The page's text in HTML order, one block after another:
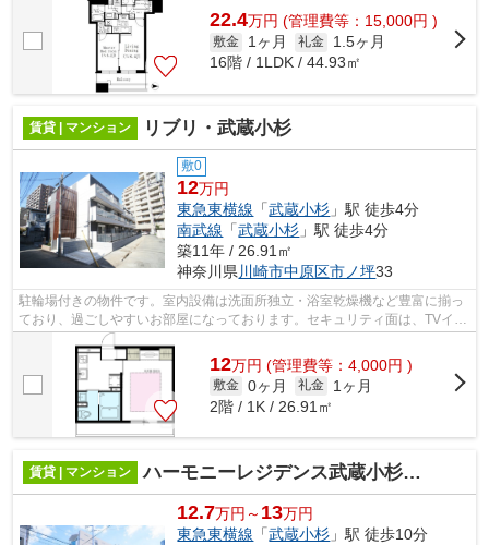
22.4万円 (管理費等：15,000円 )
敷金 1ヶ月 礼金
1.5ヶ月
16階 / 1LDK / 44.93㎡
賃貸 | マンション リブリ・武蔵小杉
敷0
12万円
東急東横線 「武蔵小杉 」駅 徒歩4分
南武線 「武蔵小杉 」駅 徒歩4分
築11年 / 26.91㎡
神奈川県川崎市中原区市ノ坪33
駐輪場付きの物件です。室内設備は洗面所独立・浴室乾燥機など豊富に揃っ
ており、過ごしやすいお部屋になっております。セキュリティ面は、TVイン
ターホン・オートロックなどを設置し...
12万円 (管理費等：4,000円 )
敷金 0ヶ月 礼金
1ヶ月
2階 / 1K / 26.91㎡
賃貸 | マンション ハーモニーレジデンス武蔵小杉フォレストスクエア
12.7万円～ 13万円
東急東横線 「武蔵小杉 」駅 徒歩10分